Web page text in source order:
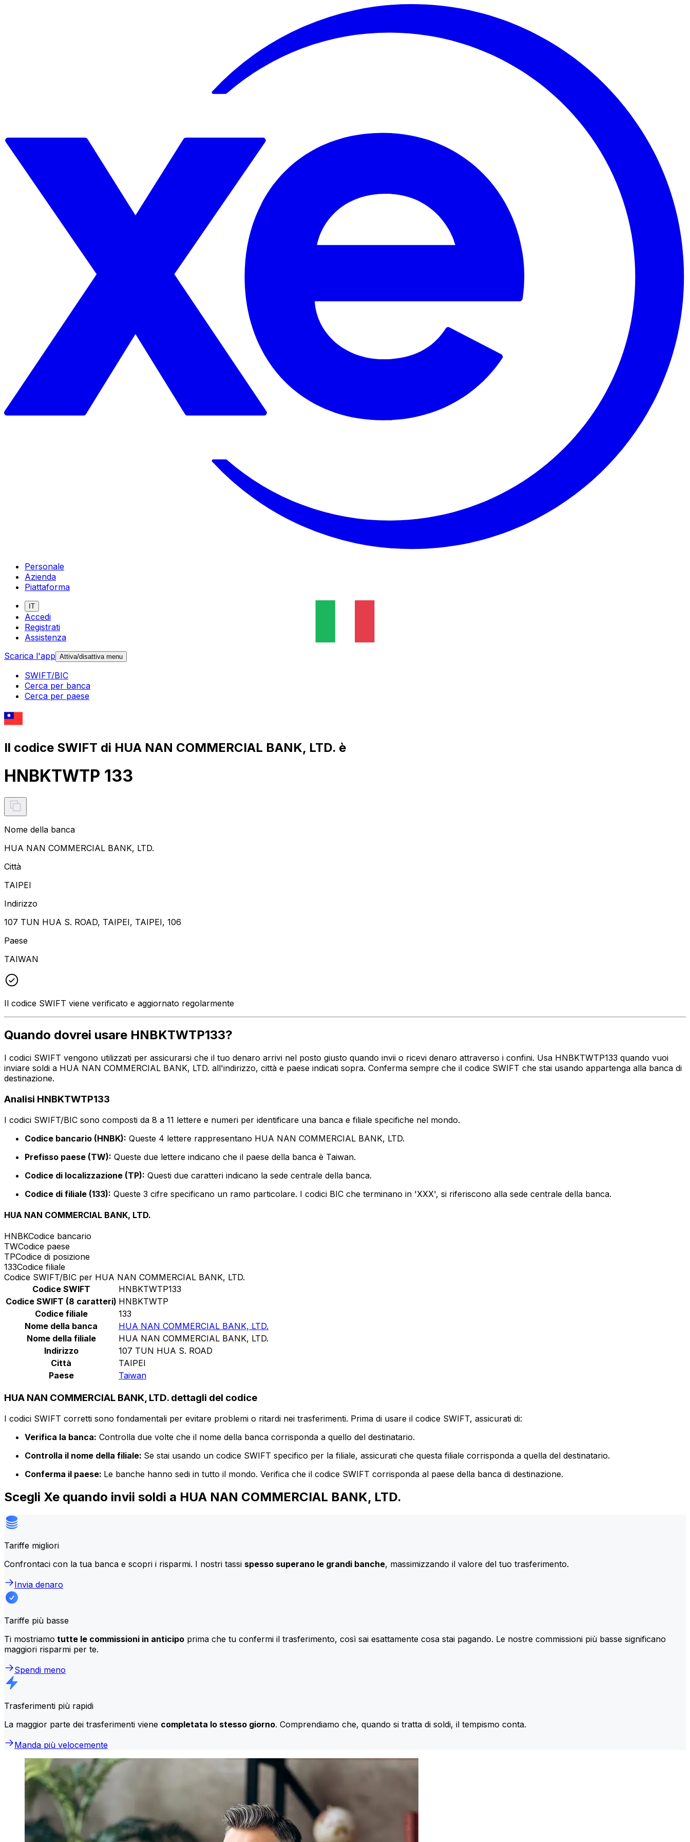
Personale
Azienda
Piattaforma
IT
Accedi
Registrati
Assistenza
Scarica l'app Attiva/disattiva menu
SWIFT/BIC
Cerca per banca
Cerca per paese
Il codice SWIFT di HUA NAN COMMERCIAL BANK, LTD. è
HNBKTWTP 133
Nome della banca
HUA NAN COMMERCIAL BANK, LTD.
Città
TAIPEI
Indirizzo
107 TUN HUA S. ROAD, TAIPEI, TAIPEI, 106
Paese
TAIWAN
Il codice SWIFT viene verificato e aggiornato regolarmente
Quando dovrei usare HNBKTWTP133?
I codici SWIFT vengono utilizzati per assicurarsi che il tuo denaro arrivi nel posto giusto quando invii o ricevi denaro attraverso i confini. Usa HNBKTWTP133 quando vuoi
inviare soldi a HUA NAN COMMERCIAL BANK, LTD. all'indirizzo, città e paese indicati sopra. Conferma sempre che il codice SWIFT che stai usando appartenga alla banca di
destinazione.
Analisi HNBKTWTP133
I codici SWIFT/BIC sono composti da 8 a 11 lettere e numeri per identificare una banca e filiale specifiche nel mondo.
Codice bancario (HNBK): Queste 4 lettere rappresentano HUA NAN COMMERCIAL BANK, LTD.
Prefisso paese (TW): Queste due lettere indicano che il paese della banca è Taiwan.
Codice di localizzazione (TP): Questi due caratteri indicano la sede centrale della banca.
Codice di filiale (133): Queste 3 cifre specificano un ramo particolare. I codici BIC che terminano in 'XXX', si riferiscono alla sede centrale della banca.
HUA NAN COMMERCIAL BANK, LTD.
HNBKCodice bancario
TWCodice paese
TPCodice di posizione
133Codice filiale
Codice SWIFT/BIC per HUA NAN COMMERCIAL BANK, LTD.
Codice SWIFT
HNBKTWTP133
Codice SWIFT (8 caratteri) HNBKTWTP
Codice filiale
133
Nome della banca
HUA NAN COMMERCIAL BANK, LTD.
Nome della filiale
HUA NAN COMMERCIAL BANK, LTD.
Indirizzo
107 TUN HUA S. ROAD
Città
TAIPEI
Paese
Taiwan
HUA NAN COMMERCIAL BANK, LTD. dettagli del codice
I codici SWIFT corretti sono fondamentali per evitare problemi o ritardi nei trasferimenti. Prima di usare il codice SWIFT, assicurati di:
Verifica la banca: Controlla due volte che il nome della banca corrisponda a quello del destinatario.
Controlla il nome della filiale: Se stai usando un codice SWIFT specifico per la filiale, assicurati che questa filiale corrisponda a quella del destinatario.
Conferma il paese: Le banche hanno sedi in tutto il mondo. Verifica che il codice SWIFT corrisponda al paese della banca di destinazione.
Scegli Xe quando invii soldi a HUA NAN COMMERCIAL BANK, LTD.
Tariffe migliori
Confrontaci con la tua banca e scopri i risparmi. I nostri tassi spesso superano le grandi banche, massimizzando il valore del tuo trasferimento.
Invia denaro
Tariffe più basse
Ti mostriamo tutte le commissioni in anticipo prima che tu confermi il trasferimento, così sai esattamente cosa stai pagando. Le nostre commissioni più basse significano
maggiori risparmi per te.
Spendi meno
Trasferimenti più rapidi
La maggior parte dei trasferimenti viene completata lo stesso giorno. Comprendiamo che, quando si tratta di soldi, il tempismo conta.
Manda più velocemente